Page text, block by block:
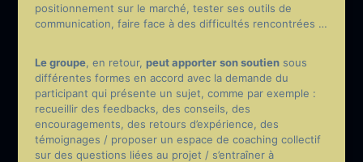
positionnement sur le marché, tester ses outils de
communication, faire face à des difficultés rencontrées …
Le groupe, en retour, peut apporter son soutiensous
différentes formes en accord avec la demande du
participant qui présente un sujet, comme par exemple :
recueillir des feedbacks, des conseils, des
encouragements, des retours d’expérience, des
témoignages / proposer un espace de coaching collectif
sur des questions liées au projet / s’entraîner à